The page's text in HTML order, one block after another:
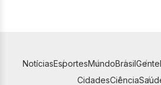
NotíciasEsportesMundoBrasilGente
CidadesCiência